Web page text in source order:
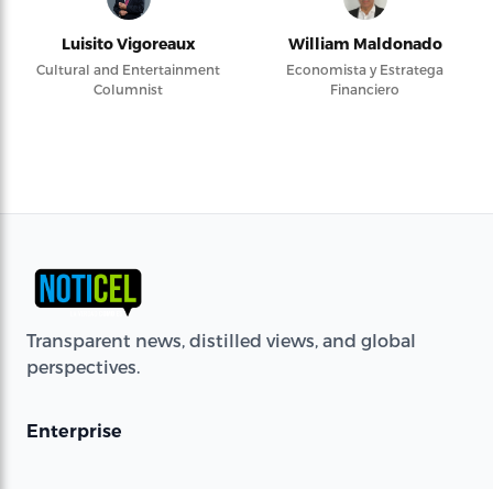
Luisito Vigoreaux
Cultural and Entertainment
Columnist
William Maldonado
Economista y Estratega
Financiero
Transparent news, distilled views, and global
perspectives.
Enterprise